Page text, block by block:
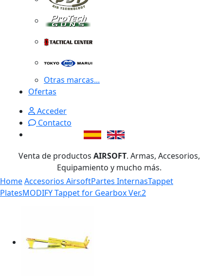
Otras marcas...
Ofertas
Acceder
Contacto
Venta de productos AIRSOFT. Armas, Accesorios,
Equipamiento y mucho más.
HomeAccesorios AirsoftPartes InternasTappet
PlatesMODIFY Tappet for Gearbox Ver.2